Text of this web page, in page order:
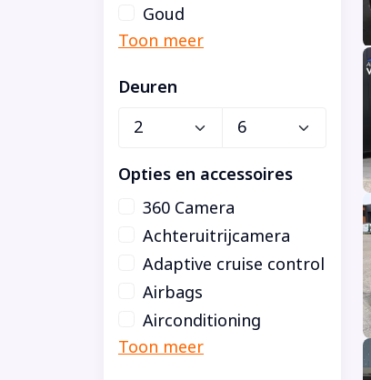
Goud
Deuren
Opties en accessoires
360 Camera
Achteruitrijcamera
Adaptive cruise control
Airbags
Airconditioning